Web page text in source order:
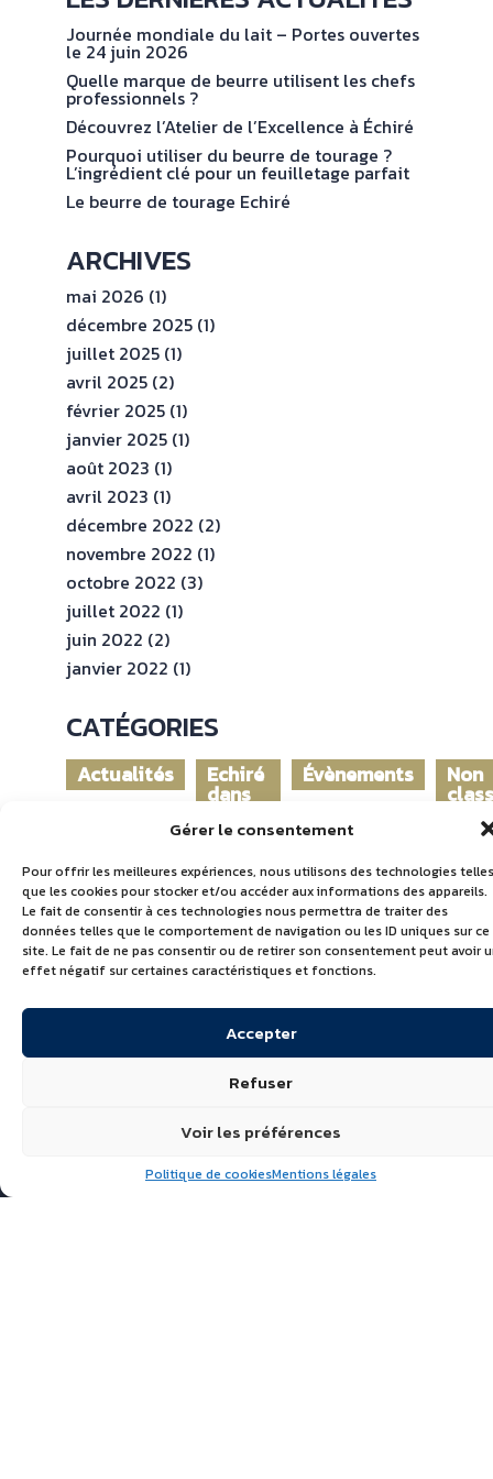
Gérer le consentement
Pour offrir les meilleures expériences, nous utilisons des technologies telles
que les cookies pour stocker et/ou accéder aux informations des appareils.
Le fait de consentir à ces technologies nous permettra de traiter des
données telles que le comportement de navigation ou les ID uniques sur ce
site. Le fait de ne pas consentir ou de retirer son consentement peut avoir
effet négatif sur certaines caractéristiques et fonctions.
Accepter
Refuser
Voir les préférences
Politique de cookiesMentions légales
NOS
ENGAGEMENTS
ESPACE
PROFESSIONNEL
CONTACT
Journée mondiale du lait – Portes ouvertes
le 24 juin 2026
Quelle marque de beurre utilisent les chefs
professionnels ?
Découvrez l’Atelier de l’Excellence à Échiré
Pourquoi utiliser du beurre de tourage ?
L’ingrédient clé pour un feuilletage parfait
Le beurre de tourage Echiré
ARCHIVES
mai 2026 (1)
décembre 2025 (1)
juillet 2025 (1)
avril 2025 (2)
février 2025 (1)
janvier 2025 (1)
août 2023 (1)
avril 2023 (1)
décembre 2022 (2)
novembre 2022 (1)
octobre 2022 (3)
juillet 2022 (1)
juin 2022 (2)
janvier 2022 (1)
CATÉGORIES
Actualités Echiré
dans
monde
Évènements Non